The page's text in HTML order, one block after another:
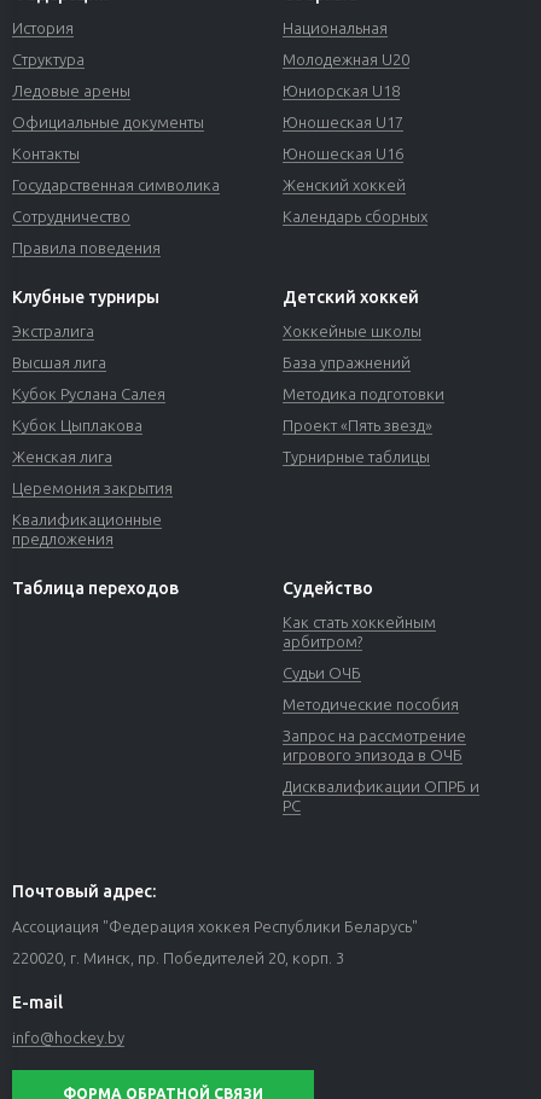
История
Структура
Ледовые арены
Официальные документы
Контакты
Государственная символика
Сотрудничество
Правила поведения
Национальная
Молодежная U20
Юниорская U18
Юношеская U17
Юношеская U16
Женский хоккей
Календарь сборных
Клубные турниры
Экстралига
Высшая лига
Кубок Руслана Салея
Кубок Цыплакова
Женская лига
Церемония закрытия
Квалификационные
предложения
Детский хоккей
Хоккейные школы
База упражнений
Методика подготовки
Проект «Пять звезд»
Турнирные таблицы
Таблица переходов Судейство
Как стать хоккейным
арбитром?
Судьи ОЧБ
Методические пособия
Запрос на рассмотрение
игрового эпизода в ОЧБ
Дисквалификации ОПРБ и
РС
Почтовый адрес:
Ассоциация "Федерация хоккея Республики Беларусь"
220020, г. Минск, пр. Победителей 20, корп. 3
E-mail
info@hockey.by
ФОРМА ОБРАТНОЙ СВЯЗИ